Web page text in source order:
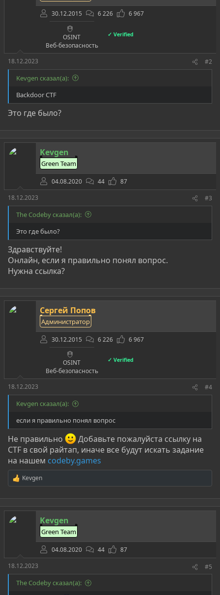
30.12.2015 6 226 6 967
OSINT
Веб-безопасность
✓ Verified
18.12.2023 #2
Kevgen сказал(а):
Backdoor CTF
Это где было?
Kevgen
Green Team
04.08.2020 44
87
18.12.2023
#3
The Codeby сказал(а):
Это где было?
Здравствуйте!
Онлайн, если я правильно понял вопрос.
Нужна ссылка?
Сергей Попов
Администратор
30.12.2015 6 226 6 967
OSINT
Веб-безопасность
✓ Verified
18.12.2023 #4
Kevgen сказал(а):
если я правильно понял вопрос
Не правильно
Добавьте пожалуйста ссылку на
CTF в свой райтап, иначе все будут искать задание
на нашем codeby.games
Р
е
а
к
ц
и
Kevgen
Kevgen
Green Team
04.08.2020 44
87
18.12.2023
#5
The Codeby сказал(а):